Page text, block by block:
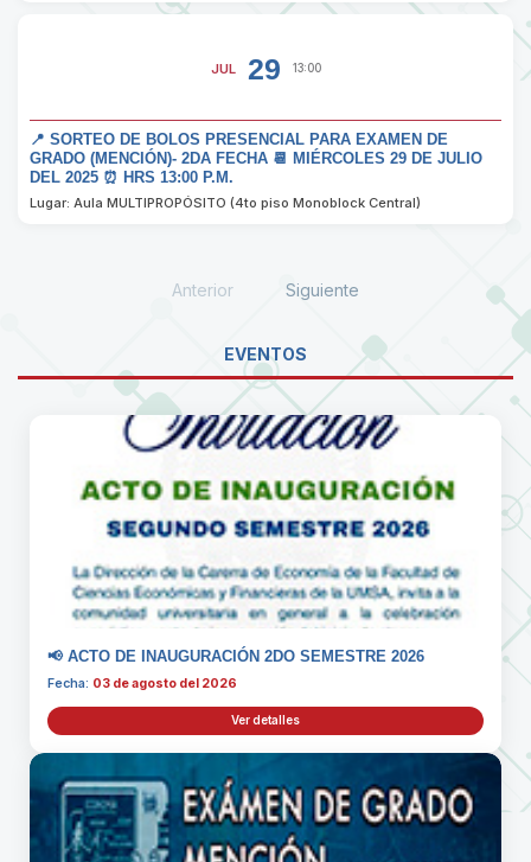
JUL 29 13:00
📍 SORTEO DE BOLOS PRESENCIAL PARA EXAMEN DE
GRADO (MENCIÓN)- 2DA FECHA 📆 MIÉRCOLES 29 DE JULIO
DEL 2025 ⏰ HRS 13:00 P.M.
Lugar: Aula MULTIPROPÓSITO (4to piso Monoblock Central)
Anterior Siguiente
EVENTOS
📢 ACTO DE INAUGURACIÓN 2DO SEMESTRE 2026
Fecha: 03 de agosto del 2026
Ver detalles